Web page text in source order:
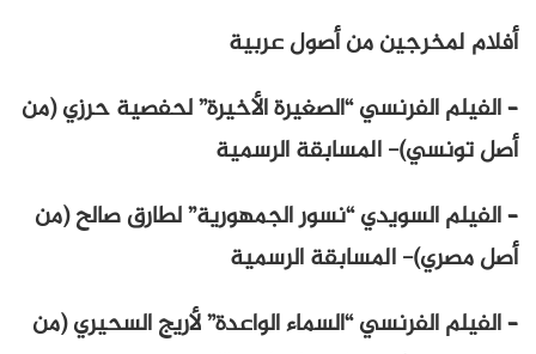
أفلام لمخرجين من أصول عربية
– الفيلم الفرنسي “الصغيرة الأخيرة” لحفصية حرزي (من
أصل تونسي)- المسابقة الرسمية
– الفيلم السويدي “نسور الجمهورية” لطارق صالح (من
أصل مصري)- المسابقة الرسمية
– الفيلم الفرنسي “السماء الواعدة” لأريج السحيري (من